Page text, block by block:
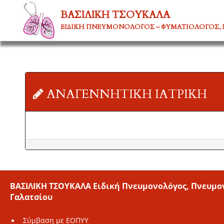
ΒΑΣΙΛΙΚΗ ΤΣΟΥΚΑΛΑ
ΕΙΔΙΚΗ ΠΝΕΥΜΟΝΟΛΟΓΟΣ – ΦΥΜΑΤΙΟΛΟΓΟΣ,
ΑΝΑΓΕΝΝΗΤΙΚΗ ΙΑΤΡΙΚΗ
ΒΑΣΙΛΙΚΗ ΤΣΟΥΚΑΛΑ Ειδική Πνευμονολόγος,
Γαλατσίου
Σύμβαση με ΕΟΠΥΥ